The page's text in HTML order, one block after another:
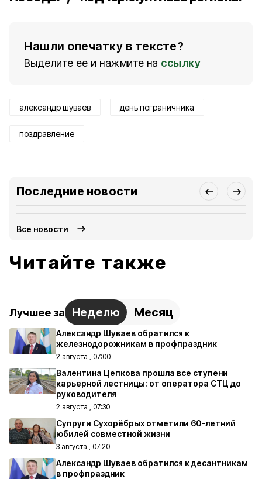
Нашли опечатку в тексте?
Выделите ее и нажмите на ссылку
александр шуваев день пограничника
поздравление
Последние новости
Все новости
Читайте также
Лучшее за Неделю Месяц
Александр Шуваев обратился к
железнодорожникам в профпраздник
2 августа , 07:00
Валентина Цепкова прошла все ступени
карьерной лестницы: от оператора СТЦ до
руководителя
2 августа , 07:30
Супруги Сухорёбрых отметили 60-летний
юбилей совместной жизни
3 августа , 07:20
Александр Шуваев обратился к десантникам
в профпраздник